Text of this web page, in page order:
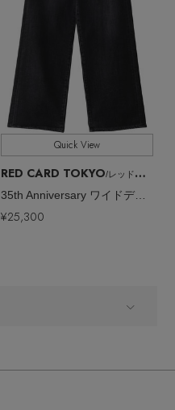
Quick View
RED CARD TOKYO/レッドカード トーキョー
35th Anniversary ワイドデニムパンツ
¥25,300